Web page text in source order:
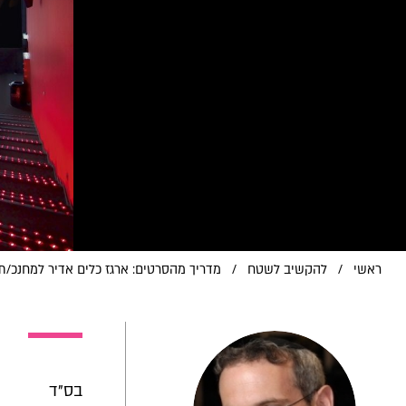
ראשי / להקשיב לשטח / מדריך מהסרטים: ארגז כלים אדיר למחנכ/ת - 71 סרטונים לשיעורי
בס"ד